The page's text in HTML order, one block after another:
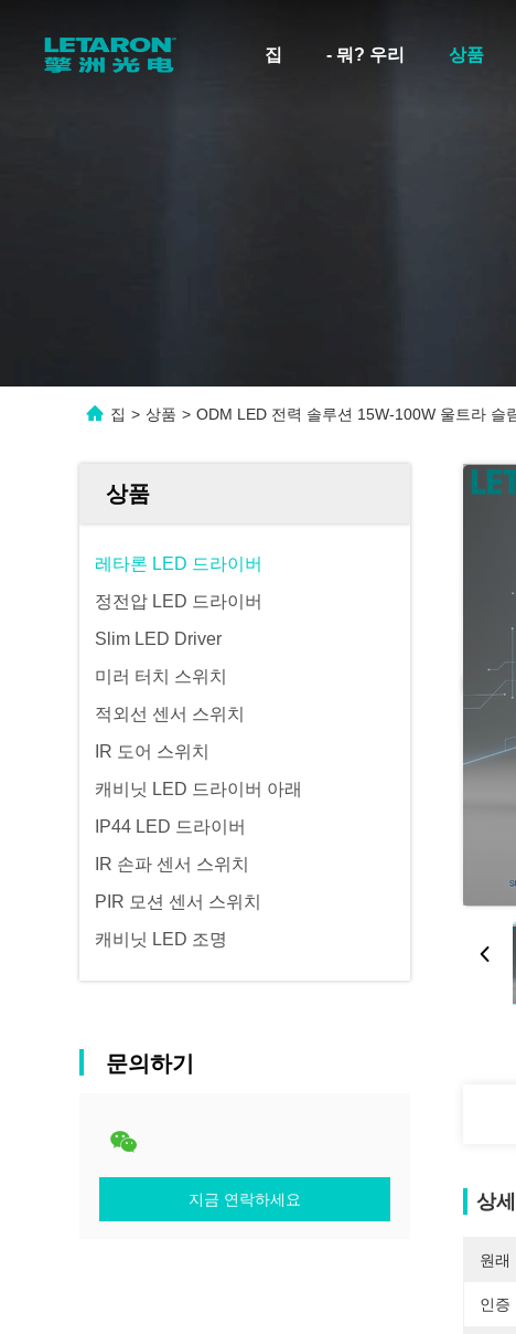
집 - 뭐? 우리 상품
집 > 상품 > ODM LED 전력 솔루션 15W-100W 울트라 슬
상품
레타론 LED 드라이버
정전압 LED 드라이버
Slim LED Driver
미러 터치 스위치
적외선 센서 스위치
IR 도어 스위치
캐비닛 LED 드라이버 아래
IP44 LED 드라이버
IR 손파 센서 스위치
PIR 모션 센서 스위치
캐비닛 LED 조명
문의하기
지금 연락하세요 상
원래
인증